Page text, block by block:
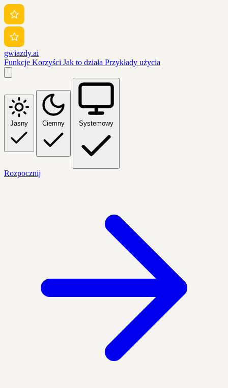
gwiazdy.ai
Funkcje Korzyści Jak to działa Przykłady użycia
Jasny Ciemny Systemowy
Rozpocznij